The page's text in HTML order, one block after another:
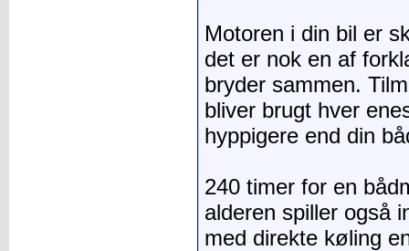
Motoren i din bil er
det er nok en af
bryder sammen.
bliver brugt hver
hyppigere end din
240 timer for en
alderen spiller også
med direkte køling